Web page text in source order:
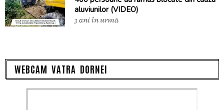
aluviunilor (VIDEO)
3 ani în urmă
WEBCAM VATRA DORNEI